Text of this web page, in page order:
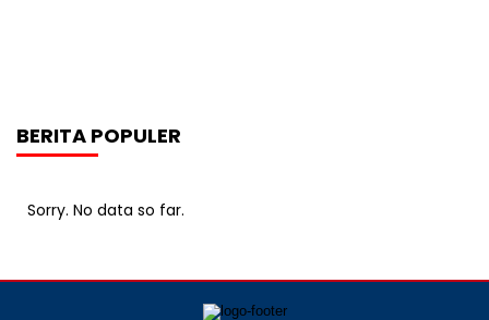
BERITA POPULER
Sorry. No data so far.